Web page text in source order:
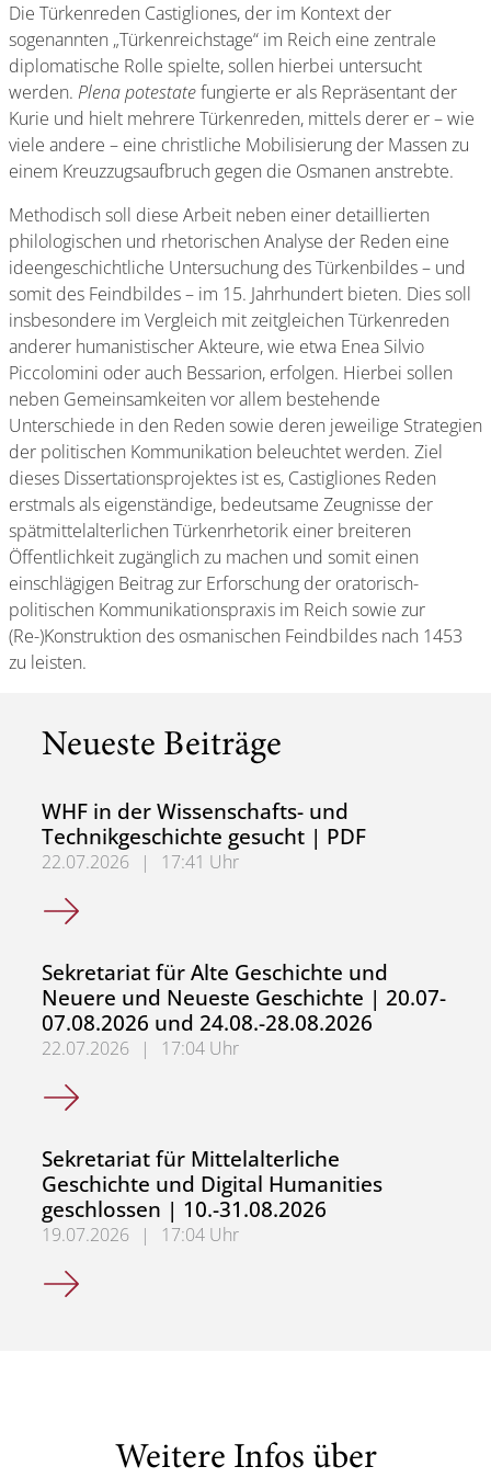
Die Türkenreden Castigliones, der im Kontext der
sogenannten „Türkenreichstage“ im Reich eine zentrale
diplomatische Rolle spielte, sollen hierbei untersucht
werden. Plena potestatefungierte er als Repräsentant der
Kurie und hielt mehrere Türkenreden, mittels derer er – wie
viele andere – eine christliche Mobilisierung der Massen zu
einem Kreuzzugsaufbruch gegen die Osmanen anstrebte.
Methodisch soll diese Arbeit neben einer detaillierten
philologischen und rhetorischen Analyse der Reden eine
ideengeschichtliche Untersuchung des Türkenbildes – und
somit des Feindbildes – im 15. Jahrhundert bieten. Dies soll
insbesondere im Vergleich mit zeitgleichen Türkenreden
anderer humanistischer Akteure, wie etwa Enea Silvio
Piccolomini oder auch Bessarion, erfolgen. Hierbei sollen
neben Gemeinsamkeiten vor allem bestehende
Unterschiede in den Reden sowie deren jeweilige Strategien
der politischen Kommunikation beleuchtet werden. Ziel
dieses Dissertationsprojektes ist es, Castigliones Reden
erstmals als eigenständige, bedeutsame Zeugnisse der
spätmittelalterlichen Türkenrhetorik einer breiteren
Öffentlichkeit zugänglich zu machen und somit einen
einschlägigen Beitrag zur Erforschung der oratorisch-
politischen Kommunikationspraxis im Reich sowie zur
(Re-)Konstruktion des osmanischen Feindbildes nach 1453
zu leisten.
Neueste Beiträge
WHF in der Wissenschafts- und
Technikgeschichte gesucht | PDF
22.07.2026 |
17:41 Uhr
WHF in der Wissenschafts- und Technikgeschichte
Sekretariat für Alte Geschichte und
Neuere und Neueste Geschichte | 20.07-
07.08.2026 und 24.08.-28.08.2026
22.07.2026 |
17:04 Uhr
Sekretariat für Alte Geschichte und Neuere und
Sekretariat für Mittelalterliche
Geschichte und Digital Humanities
geschlossen | 10.-31.08.2026
19.07.2026 |
17:04 Uhr
Sekretariat für Mittelalterliche Geschichte und Digital
Weitere Infos über